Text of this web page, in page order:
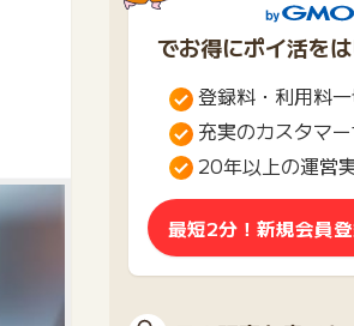
でお得にポイ活をは
登録料・利用料一
充実のカスタマ
20年以上の運営
最短2分！新規会員